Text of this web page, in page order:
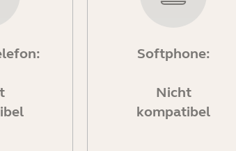
Softphone:
Nicht
kompatibel